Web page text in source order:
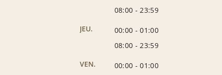
08:00 - 23:59
JEU.
00:00 -01:00
08:00 - 23:59
VEN.
00:00 -01:00